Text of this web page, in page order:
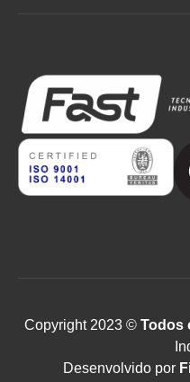
Copyright 2023 ©Todos
Desenvolvido por